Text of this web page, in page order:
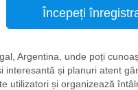
Începeți
Argentina, unde poți
interesantă și planuri atent
utilizatori și organizează